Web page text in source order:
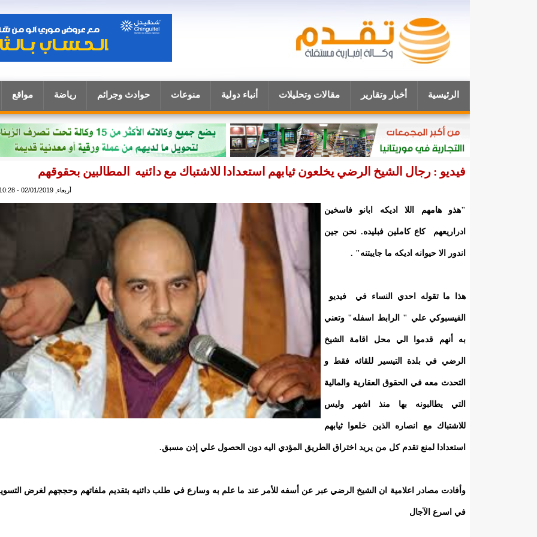
الرئيسية أخبار وتقارير مقالات وتحليلات أنباء دولية منوعات حوادث وجرائم رياضة مواقع
فيديو : رجال الشيخ الرضي يخلعون ثيابهم استعدادا للاشتباك مع دائنيه المطالبين بحقوقهم
أربعاء, 02/01/2019 - 10:28
"هذو هامهم اللا اديكه ابانو فاسخين
ادراريعهم كاع كاملين فبليده. نحن جين
اندور الا حيوانه اديكه ما جايبتنه" .
هذا ما تقوله احدي النساء في فيديو
الفيسبوكي علي " الرابط اسفله" وتعني
به أنهم قدموا الي محل اقامة الشيخ
الرضي في بلدة التيسير للقائه فقط و
التحدث معه في الحقوق العقارية والمالية
التي يطالبونه بها منذ اشهر وليس
للاشتباك مع انصاره الذين خلعوا ثيابهم
استعدادا لمنع تقدم كل من يريد اختراق الطريق المؤدي اليه دون الحصول علي إذن مسبق.
وأفادت مصادر اعلامية ان الشيخ الرضي عبر عن أسفه للأمر عند ما علم به وسارع في طلب دائنيه بتقديم ملفاتهم وحججهم لغرض
في اسرع الآجال